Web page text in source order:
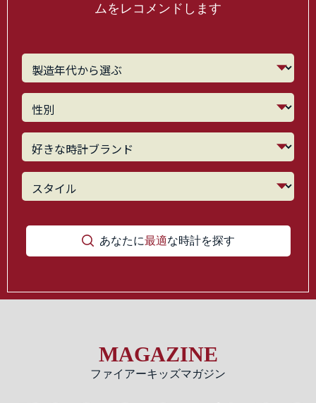
ムをレコメンドします
あなたに最適な時計を探す
MAGAZINE
ファイアーキッズマガジン